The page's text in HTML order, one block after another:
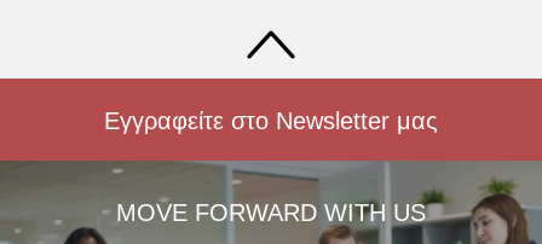
Εγγραφείτε στο Newsletter μας
MOVE FORWARD WITH US